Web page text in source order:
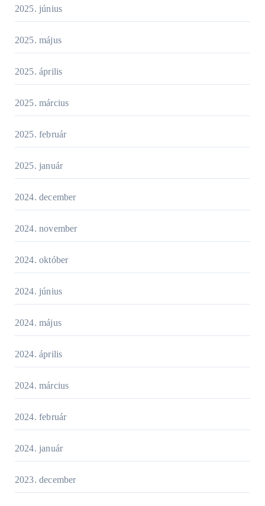
2025. június
2025. május
2025. április
2025. március
2025. február
2025. január
2024. december
2024. november
2024. október
2024. június
2024. május
2024. április
2024. március
2024. február
2024. január
2023. december